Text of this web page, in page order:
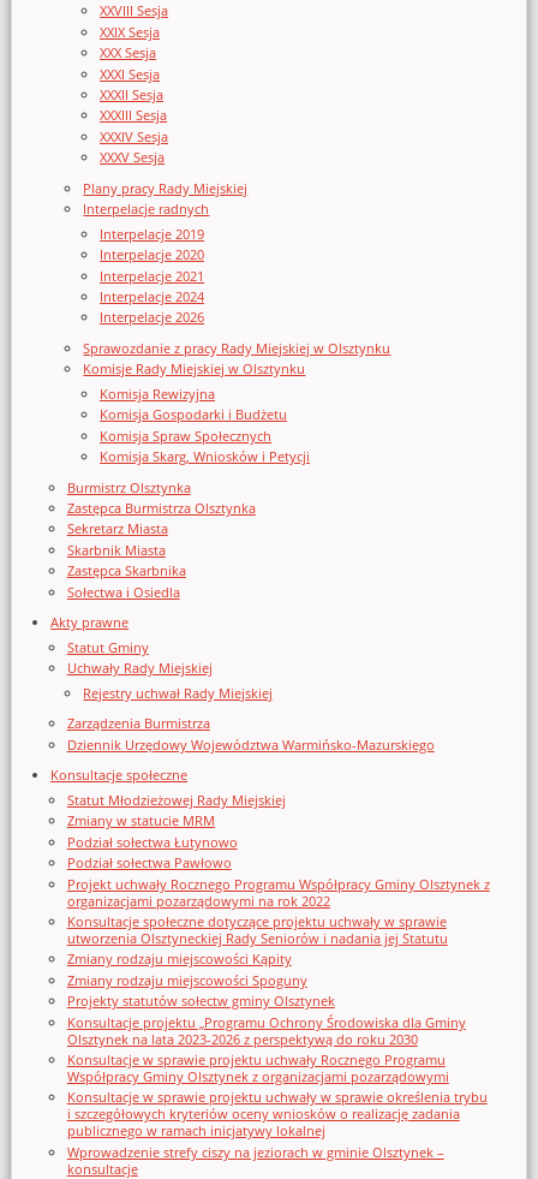
XXVIII Sesja
XXIX Sesja
XXX Sesja
XXXI Sesja
XXXII Sesja
XXXIII Sesja
XXXIV Sesja
XXXV Sesja
Plany pracy Rady Miejskiej
Interpelacje radnych
Interpelacje 2019
Interpelacje 2020
Interpelacje 2021
Interpelacje 2024
Interpelacje 2026
Sprawozdanie z pracy Rady Miejskiej w Olsztynku
Komisje Rady Miejskiej w Olsztynku
Komisja Rewizyjna
Komisja Gospodarki i Budżetu
Komisja Spraw Społecznych
Komisja Skarg, Wniosków i Petycji
Burmistrz Olsztynka
Zastępca Burmistrza Olsztynka
Sekretarz Miasta
Skarbnik Miasta
Zastępca Skarbnika
Sołectwa i Osiedla
Akty prawne
Statut Gminy
Uchwały Rady Miejskiej
Rejestry uchwał Rady Miejskiej
Zarządzenia Burmistrza
Dziennik Urzędowy Województwa Warmińsko-Mazurskiego
Konsultacje społeczne
Statut Młodzieżowej Rady Miejskiej
Zmiany w statucie MRM
Podział sołectwa Łutynowo
Podział sołectwa Pawłowo
Projekt uchwały Rocznego Programu Współpracy Gminy Olsztynek z
organizacjami pozarządowymi na rok 2022
Konsultacje społeczne dotyczące projektu uchwały w sprawie
utworzenia Olsztyneckiej Rady Seniorów i nadania jej Statutu
Zmiany rodzaju miejscowości Kąpity
Zmiany rodzaju miejscowości Spoguny
Projekty statutów sołectw gminy Olsztynek
Konsultacje projektu „Programu Ochrony Środowiska dla Gminy
Olsztynek na lata 2023-2026 z perspektywą do roku 2030
Konsultacje w sprawie projektu uchwały Rocznego Programu
Współpracy Gminy Olsztynek z organizacjami pozarządowymi
Konsultacje w sprawie projektu uchwały w sprawie określenia trybu
i szczegółowych kryteriów oceny wniosków o realizację zadania
publicznego w ramach inicjatywy lokalnej
Wprowadzenie strefy ciszy na jeziorach w gminie Olsztynek –
konsultacje